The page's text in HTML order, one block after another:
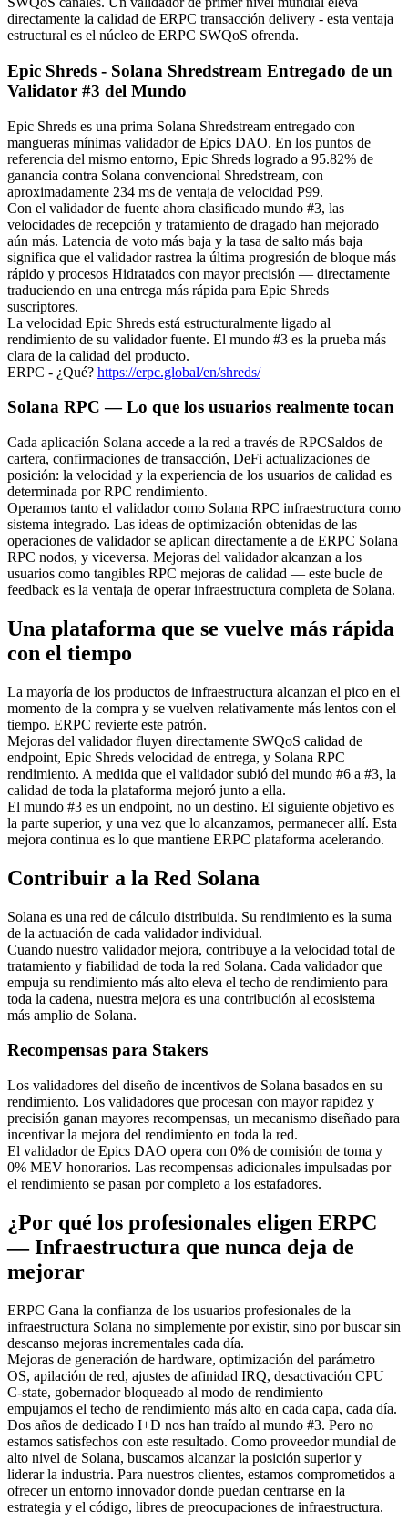
directamente la calidad de ERPC transacción delivery - esta ventaja
estructural es el núcleo de ERPC SWQoS ofrenda.
Epic Shreds - Solana Shredstream Entregado de un
Validator #3 del Mundo
Epic Shreds es una prima Solana Shredstream entregado con
mangueras mínimas validador de Epics DAO. En los puntos de
referencia del mismo entorno, Epic Shreds logrado a 95.82% de
ganancia contra Solana convencional Shredstream, con
aproximadamente 234 ms de ventaja de velocidad P99.
Con el validador de fuente ahora clasificado mundo #3, las
velocidades de recepción y tratamiento de dragado han mejorado
aún más. Latencia de voto más baja y la tasa de salto más baja
significa que el validador rastrea la última progresión de bloque más
rápido y procesos Hidratados con mayor precisión — directamente
traduciendo en una entrega más rápida para Epic Shreds
suscriptores.
La velocidad Epic Shreds está estructuralmente ligado al
rendimiento de su validador fuente. El mundo #3 es la prueba más
clara de la calidad del producto.
ERPC - ¿Qué? https://erpc.global/en/shreds/
Solana RPC — Lo que los usuarios realmente tocan
Cada aplicación Solana accede a la red a través de RPCSaldos de
cartera, confirmaciones de transacción, DeFi actualizaciones de
posición: la velocidad y la experiencia de los usuarios de calidad es
determinada por RPC rendimiento.
Operamos tanto el validador como Solana RPC infraestructura como
sistema integrado. Las ideas de optimización obtenidas de las
operaciones de validador se aplican directamente a de ERPC Solana
RPC nodos, y viceversa. Mejoras del validador alcanzan a los
usuarios como tangibles RPC mejoras de calidad — este bucle de
feedback es la ventaja de operar infraestructura completa de Solana.
Una plataforma que se vuelve más rápida
con el tiempo
La mayoría de los productos de infraestructura alcanzan el pico en el
momento de la compra y se vuelven relativamente más lentos con el
tiempo. ERPC revierte este patrón.
Mejoras del validador fluyen directamente SWQoS calidad de
endpoint, Epic Shreds velocidad de entrega, y Solana RPC
rendimiento. A medida que el validador subió del mundo #6 a #3, la
calidad de toda la plataforma mejoró junto a ella.
El mundo #3 es un endpoint, no un destino. El siguiente objetivo es
la parte superior, y una vez que lo alcanzamos, permanecer allí. Esta
mejora continua es lo que mantiene ERPC plataforma acelerando.
Contribuir a la Red Solana
Solana es una red de cálculo distribuida. Su rendimiento es la suma
de la actuación de cada validador individual.
Cuando nuestro validador mejora, contribuye a la velocidad total de
tratamiento y fiabilidad de toda la red Solana. Cada validador que
empuja su rendimiento más alto eleva el techo de rendimiento para
toda la cadena, nuestra mejora es una contribución al ecosistema
más amplio de Solana.
Recompensas para Stakers
Los validadores del diseño de incentivos de Solana basados en su
rendimiento. Los validadores que procesan con mayor rapidez y
precisión ganan mayores recompensas, un mecanismo diseñado para
incentivar la mejora del rendimiento en toda la red.
El validador de Epics DAO opera con 0% de comisión de toma y
0% MEV honorarios. Las recompensas adicionales impulsadas por
el rendimiento se pasan por completo a los estafadores.
¿Por qué los profesionales eligen ERPC
— Infraestructura que nunca deja de
mejorar
ERPC Gana la confianza de los usuarios profesionales de la
infraestructura Solana no simplemente por existir, sino por buscar sin
descanso mejoras incrementales cada día.
Mejoras de generación de hardware, optimización del parámetro
OS, apilación de red, ajustes de afinidad IRQ, desactivación CPU
C-state, gobernador bloqueado al modo de rendimiento —
empujamos el techo de rendimiento más alto en cada capa, cada día.
Dos años de dedicado I+D nos han traído al mundo #3. Pero no
estamos satisfechos con este resultado. Como proveedor mundial de
alto nivel de Solana, buscamos alcanzar la posición superior y
liderar la industria. Para nuestros clientes, estamos comprometidos a
ofrecer un entorno innovador donde puedan centrarse en la
estrategia y el código, libres de preocupaciones de infraestructura.